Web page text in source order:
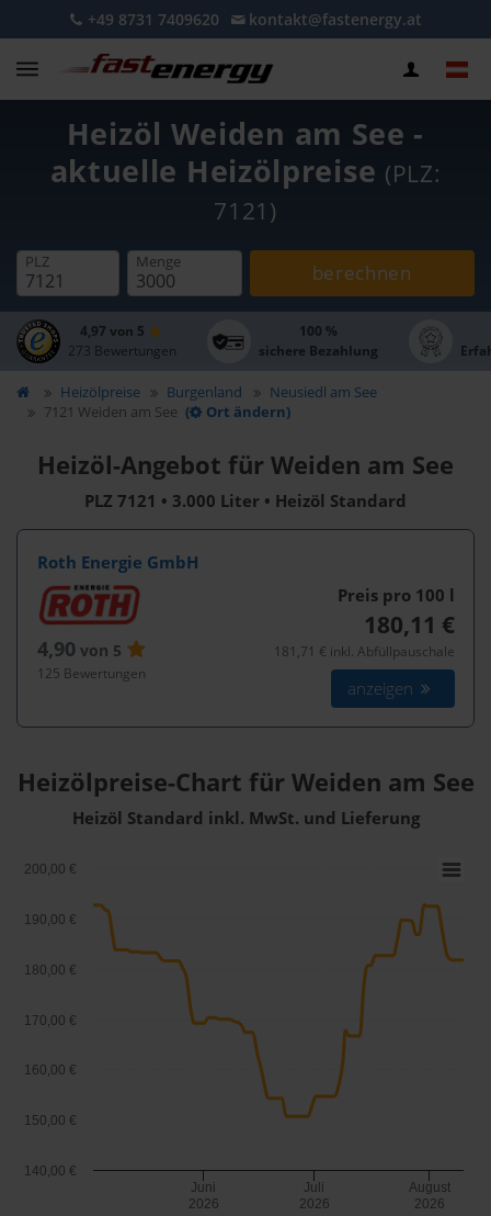
+49 8731 7409620 kontakt@fastenergy.at
Heizöl Weiden am See -
aktuelle Heizölpreise (PLZ:
7121)
PLZ Menge berechnen
4,97 von 5
273 Bewertungen
100 %
sichere Bezahlung
Heizölpreise Burgenland
Neusiedl am See
7121 Weiden am See ( Ort ändern)
Heizöl-Angebot für Weiden am See
PLZ 7121 • 3.000 Liter • Heizöl Standard
Roth Energie GmbH
4,90 von 5
125 Bewertungen
Preis pro 100 l
180,11 €
181,71 € inkl. Abfüllpauschale
anzeigen
Heizölpreise-Chart für Weiden am See
Heizöl Standard inkl. MwSt. und Lieferung
Juni
2026
Juli
2026
August
2026
140,00 €
150,00 €
160,00 €
170,00 €
180,00 €
190,00 €
200,00 €